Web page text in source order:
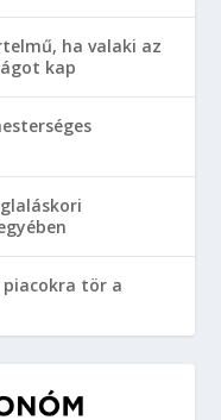
ha valaki az
kap
piacokra tör a